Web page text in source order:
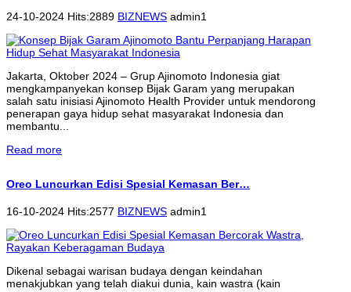
24-10-2024 Hits:2889 BIZNEWS admin1
Jakarta, Oktober 2024 – Grup Ajinomoto Indonesia giat
mengkampanyekan konsep Bijak Garam yang merupakan
salah satu inisiasi Ajinomoto Health Provider untuk mendorong
penerapan gaya hidup sehat masyarakat Indonesia dan
membantu...
Read more
Oreo Luncurkan Edisi Spesial Kemasan Ber…
16-10-2024 Hits:2577 BIZNEWS admin1
Dikenal sebagai warisan budaya dengan keindahan
menakjubkan yang telah diakui dunia, kain wastra (kain